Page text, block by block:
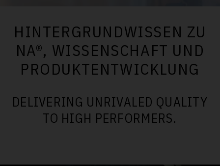
HINTERGRUNDWISSEN ZU
NA®, WISSENSCHAFT UND
PRODUKTENTWICKLUNG
DELIVERING UNRIVALED QUALITY
TO HIGH PERFORMERS.